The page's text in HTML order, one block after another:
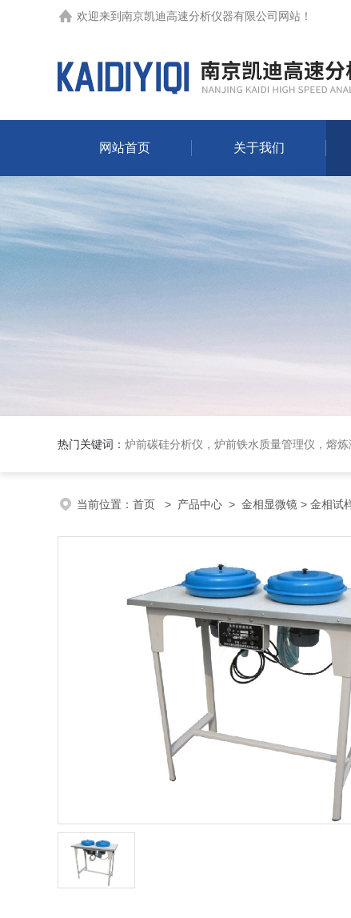
欢迎来到 南京凯迪高速分析仪器有限公司网站 ！
网站首页 关于我们
热门关键词： 炉前碳硅分析仪，炉前铁水质量管理仪，熔
当前位置： 首页 > 产品中心 > 金相显微镜 > 金相试